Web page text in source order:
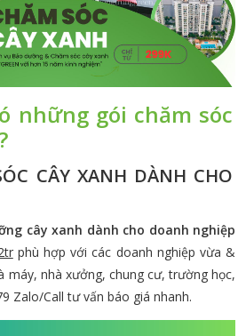
những gói chăm sóc
CÂY XANH DÀNH CHO
cây xanh dành cho doanh nghiệp
phù hợp với các doanh nghiệp vừa &
máy, nhà xưởng, chung cư, trường học,
Zalo/Call tư vấn báo giá nhanh.